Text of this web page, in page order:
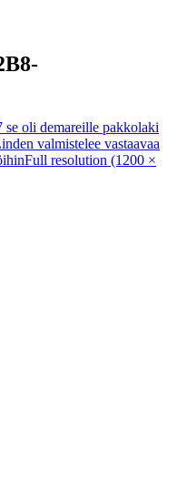
se oli demareille pakkolaki
valmistelee vastaavaa
Full resolution (1200 ×